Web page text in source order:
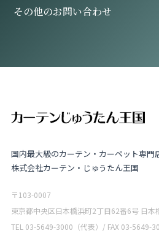
その他のお問い合わせ
国内最大級のカーテン・カーペット専門
株式会社カーテン・じゅうたん王国
〒103-0007
東京都中央区日本橋浜町2丁目62番6号 日本
TEL 03-5649-3000（代表）/ FAX 03-5649-